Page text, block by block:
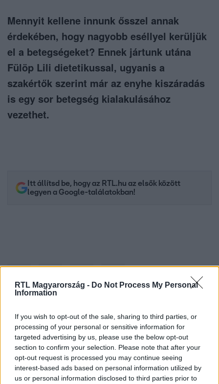
RTL Magyarország - Do Not Process My Personal
Information
If you wish to opt-out of the sale, sharing to third parties, or
processing of your personal or sensitive information for
targeted advertising by us, please use the below opt-out
section to confirm your selection. Please note that after your
opt-out request is processed you may continue seeing
interest-based ads based on personal information utilized by
us or personal information disclosed to third parties prior to
Mennyit kellene innunk ősszel annak
érdekében, hogy nagyobb eséllyel kerüljük
el a betegségeket? Ennek jártunk utána
Fülöp Lili dietetikussal, ugyanis a
szakértők szerint már az enyhe kiszáradás
is egy sor betegség kialakulásához
vezethet.
Itt állítsd be, hogy az RTL.hu az elsők között
legyen a Google-találatokban!
Kövess minket, és értesülj a friss hírekről a
Facebookon is!
Követem